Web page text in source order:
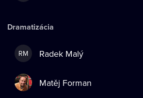
Dramatizácia
RM Radek Malý
Matěj Forman